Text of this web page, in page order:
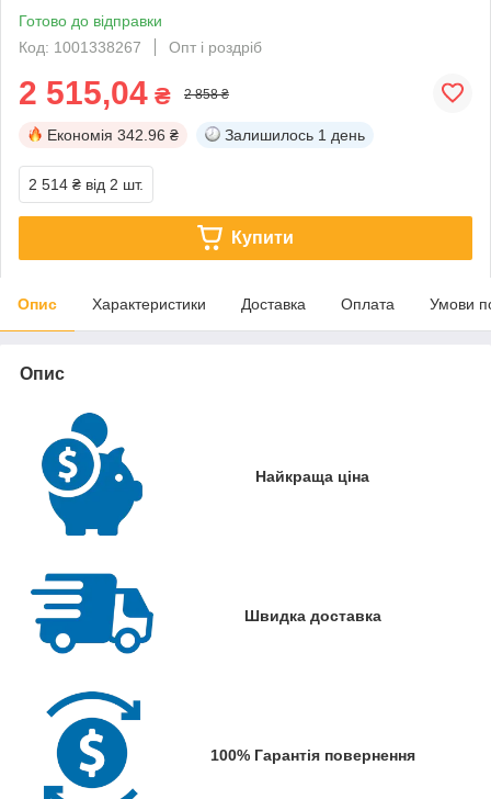
Готово до відправки
Код: 1001338267
Опт і роздріб
2 515,04 ₴ 2 858 ₴
Економія 342.96 ₴ Залишилось 1 день
2 514 ₴ від 2 шт.
Купити
Опис Характеристики Доставка Оплата Умови
Опис
Найкраща ціна
Швидка доставка
100% Гарантія повернення